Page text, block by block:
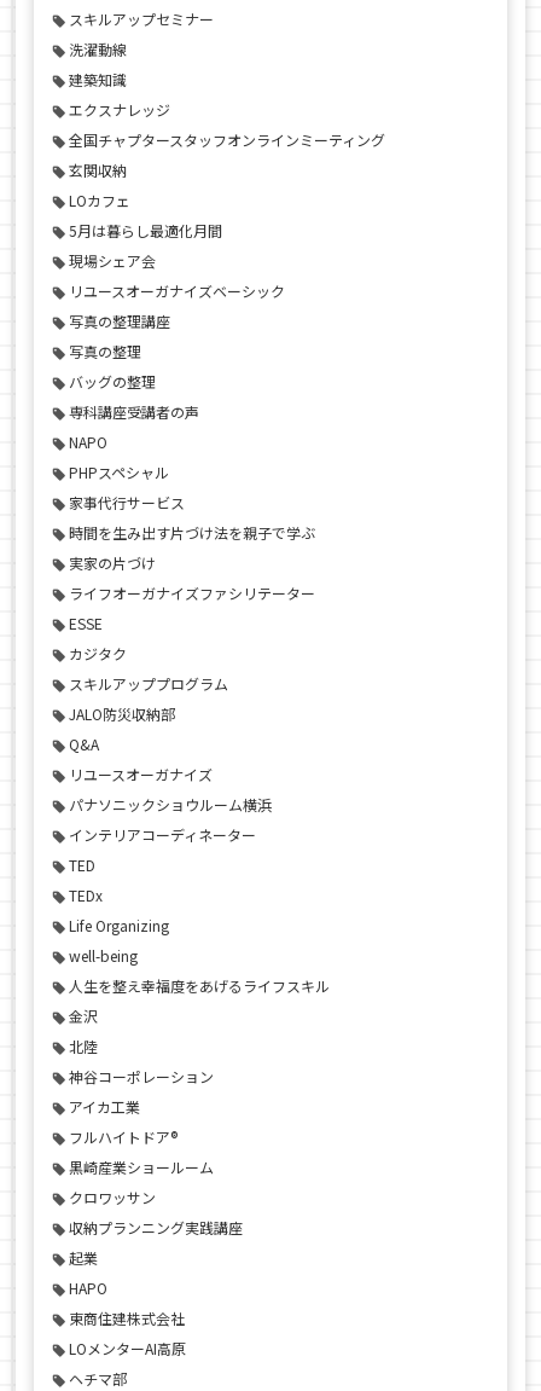
スキルアップセミナー
洗濯動線
建築知識
エクスナレッジ
全国チャプタースタッフオンラインミーティング
玄関収納
LOカフェ
5月は暮らし最適化月間
現場シェア会
リユースオーガナイズベーシック
写真の整理講座
写真の整理
バッグの整理
専科講座受講者の声
NAPO
PHPスペシャル
家事代行サービス
時間を生み出す片づけ法を親子で学ぶ
実家の片づけ
ライフオーガナイズファシリテーター
ESSE
カジタク
スキルアッププログラム
JALO防災収納部
Q&A
リユースオーガナイズ
パナソニックショウルーム横浜
インテリアコーディネーター
TED
TEDx
Life Organizing
well-being
人生を整え幸福度をあげるライフスキル
金沢
北陸
神谷コーポレーション
アイカ工業
フルハイトドア®
黒崎産業ショールーム
クロワッサン
収納プランニング実践講座
起業
HAPO
東商住建株式会社
LOメンターAI高原
ヘチマ部